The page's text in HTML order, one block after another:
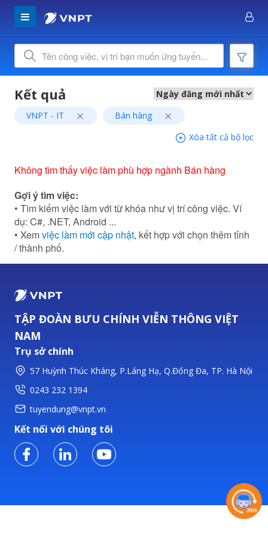
VNPT - IT
Bán hàng
Xóa tất cả bộ lọc
Không tìm thấy việc làm phù hợp ngành Bán hàng
Gợi ý tìm việc:
• Tìm kiếm việc làm với từ khóa như vị trí công việc. Ví
dụ: C#, .NET, Android ...
• Xemviệc làm mới cập nhật, kết hợp với chọn thêm tỉnh
/ thành phố.
TẬP ĐOÀN BƯU CHÍNH VIỄN THÔNG VIỆT
NAM
Trụ sở chính
57 Huỳnh Thúc Kháng, P.Láng Hạ, Q.Đống Đa, TP. Hà Nội
0243 232 1394
tuyendung@vnpt.vn
Kết nối với chúng tôi